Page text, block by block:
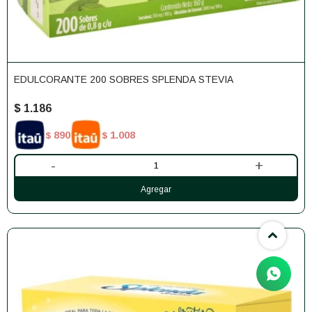
EDULCORANTE 200 SOBRES SPLENDA STEVIA
$ 1.186
$ 890 $ 1.008
- +